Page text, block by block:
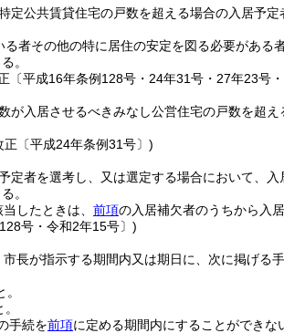
定公共賃貸住宅の戸数を超える場合の入居予
者その他の特に居住の安定を図る必要があ
。
〔平成16年条例128号・24年31号・27年23号
が入居させるべきみなし公営住宅の戸数を超え
〔平成24年条例31号〕)
定者を選考し、又は選定する場合において、
。
したときは、 前項の入居補欠者のうちから入
号・令和2年15号〕)
長が指示する期間内又は期日に、次に掲げる
手続を前項に定める期間内にすることができな